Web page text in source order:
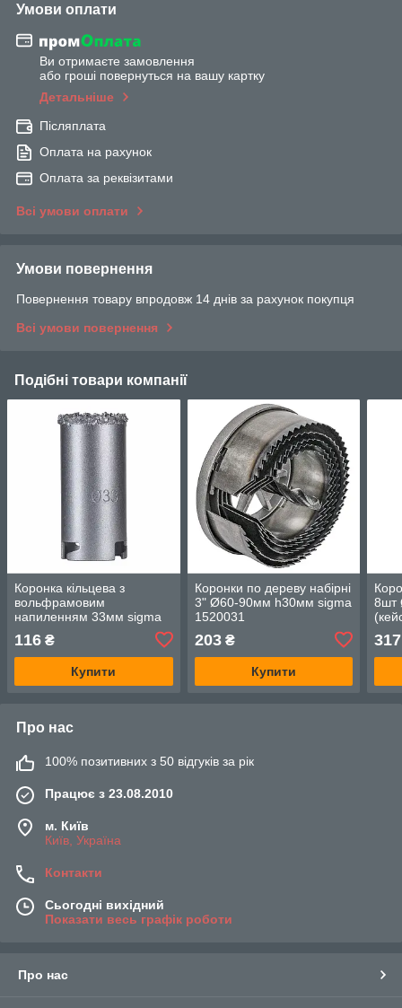
Умови оплати
Ви отримаєте замовлення
або гроші повернуться на вашу картку
Детальніше
Післяплата
Оплата на рахунок
Оплата за реквізитами
Всі умови оплати
Умови повернення
Повернення товару впродовж 14 днів за рахунок покупця
Всі умови повернення
Подібні товари компанії
Коронка кільцева з
вольфрамовим
напиленням 33мм sigma
116 ₴
Купити
Коронки по дереву набірні
3" Ø60-90мм һ30мм sigma
1520031
203₴
Купити
8шт
317
Про нас
100% позитивних з 50 відгуків за рік
Працює з 23.08.2010
м. Київ
Київ, Україна
Контакти
Сьогодні вихідний
Показати весь графік роботи
Про нас